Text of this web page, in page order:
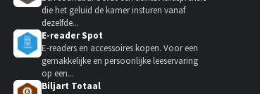
die het geluid de kamer insturen vanaf
dezelfde...
E-reader Spot
E-readers en accessoires kopen. Voor een
gemakkelijke en persoonlijke leeservaring
op een...
Biljart Totaal